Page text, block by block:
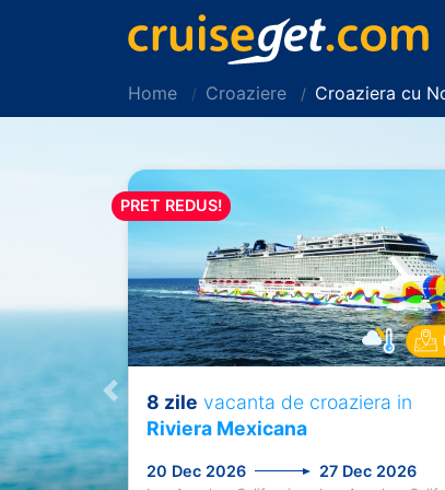
Home Croaziere Croaziera cu
Previous
PRET REDUS!
8 zile vacanta de croaziera in
Riviera Mexicana
20 Dec 2026 27 Dec 2026